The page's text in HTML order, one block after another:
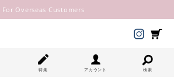
For Overseas Customers
特集 アカウント 検索